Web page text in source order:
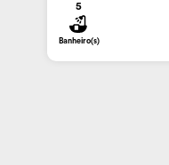
5
Banheiro(s)